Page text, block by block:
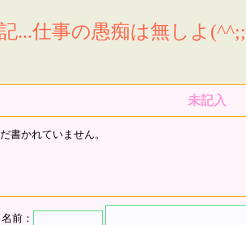
...仕事の愚痴は無しよ(^^;;
未記入
書かれていません。
名前：